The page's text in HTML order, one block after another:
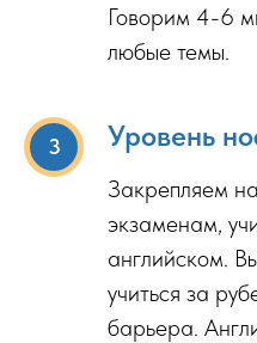
Говорим 4-6
любые темы.
Уровень
Закрепляем
экзаменам,
английском.
учиться за
барьера.